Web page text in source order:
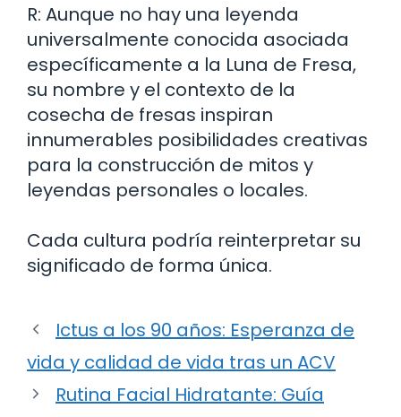
R: Aunque no hay una leyenda
universalmente conocida asociada
específicamente a la Luna de Fresa,
su nombre y el contexto de la
cosecha de fresas inspiran
innumerables posibilidades creativas
para la construcción de mitos y
leyendas personales o locales.
Cada cultura podría reinterpretar su
significado de forma única.
Ictus a los 90 años: Esperanza de
vida y calidad de vida tras un ACV
Rutina Facial Hidratante: Guía